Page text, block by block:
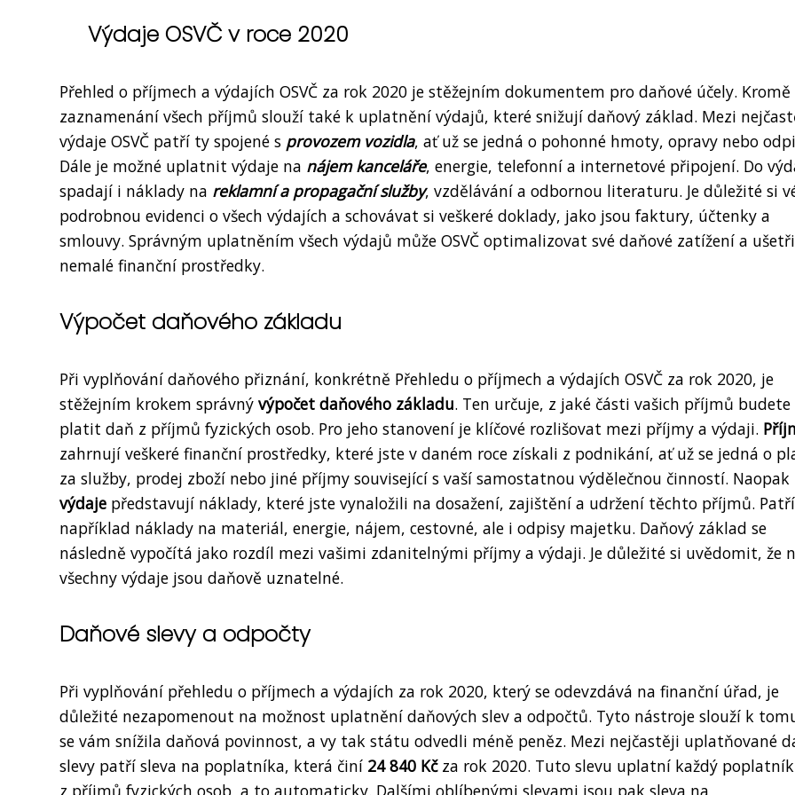
Výdaje OSVČ v roce 2020
Přehled o příjmech a výdajích OSVČ za rok 2020 je stěžejním dokumentem pro daňové účely. Kromě
zaznamenání všech příjmů slouží také k uplatnění výdajů, které snižují daňový základ. Mezi
výdaje OSVČ patří ty spojené s provozem vozidla, ať už se jedná o pohonné hmoty, opravy nebo
Dále je možné uplatnit výdaje na nájem kanceláře, energie, telefonní a internetové připojení. Do
spadají i náklady na reklamní a propagační služby, vzdělávání a odbornou literaturu. Je důležité si
podrobnou evidenci o všech výdajích a schovávat si veškeré doklady, jako jsou faktury, účtenky a
smlouvy. Správným uplatněním všech výdajů může OSVČ optimalizovat své daňové zatížení a
nemalé finanční prostředky.
Výpočet daňového základu
Při vyplňování daňového přiznání, konkrétně Přehledu o příjmech a výdajích OSVČ za rok 2020, je
stěžejním krokem správný výpočet daňového základu. Ten určuje, z jaké části vašich příjmů budete
platit daň z příjmů fyzických osob. Pro jeho stanovení je klíčové rozlišovat mezi příjmy a výdaji.
zahrnují veškeré finanční prostředky, které jste v daném roce získali z podnikání, ať už se jedná o
za služby, prodej zboží nebo jiné příjmy související s vaší samostatnou výdělečnou činností. Naopak
výdaje představují náklady, které jste vynaložili na dosažení, zajištění a udržení těchto příjmů.
například náklady na materiál, energie, nájem, cestovné, ale i odpisy majetku. Daňový základ se
následně vypočítá jako rozdíl mezi vašimi zdanitelnými příjmy a výdaji. Je důležité si uvědomit, že
všechny výdaje jsou daňově uznatelné.
Daňové slevy a odpočty
Při vyplňování přehledu o příjmech a výdajích za rok 2020, který se odevzdává na finanční úřad, je
důležité nezapomenout na možnost uplatnění daňových slev a odpočtů. Tyto nástroje slouží k
se vám snížila daňová povinnost, a vy tak státu odvedli méně peněz. Mezi nejčastěji uplatňované
slevy patří sleva na poplatníka, která činí 24 840 Kčza rok 2020. Tuto slevu uplatní každý
z příjmů fyzických osob, a to automaticky. Dalšími oblíbenými slevami jsou pak sleva na